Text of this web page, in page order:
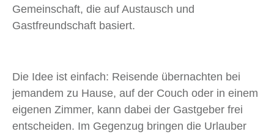
Gemeinschaft, die auf Austausch und
Gastfreundschaft basiert.
Die Idee ist einfach: Reisende übernachten bei
jemandem zu Hause, auf der Couch oder in einem
eigenen Zimmer, kann dabei der Gastgeber frei
entscheiden. Im Gegenzug bringen die Urlauber